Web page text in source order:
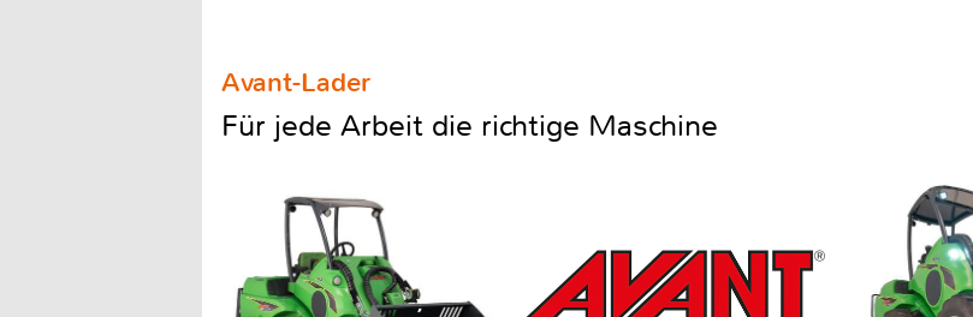
Avant-Lader
Für jede Arbeit die richtige Maschine